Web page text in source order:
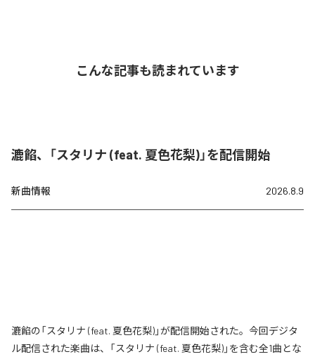
こんな記事も読まれています
漉餡、「スタリナ (feat. 夏色花梨)」を配信開始
新曲情報 2026.8.9
漉餡の「スタリナ (feat. 夏色花梨)」が配信開始された。今回デジタ
ル配信された楽曲は、「スタリナ (feat. 夏色花梨)」を含む全1曲とな